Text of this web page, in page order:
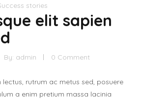
stories
elit sapien
By: admin 0 Comment
lectus, rutrum ac metus sed, posuere
a enim pretium massa lacinia